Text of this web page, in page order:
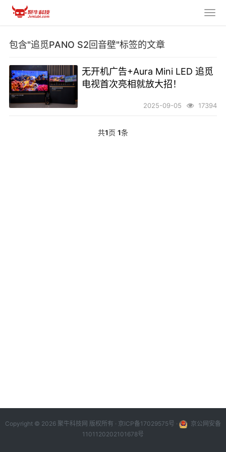
包含"追觅PANO S2回音壁"标签的文章
无开机广告+Aura Mini LED 追觅
电视首次亮相就放大招！
2025-09-05 17394
共1页 1条
Copyright © 2026 聚牛科技网 版权所有 · 京ICP备17029575号 ·
京公网安备
1101120202101678号